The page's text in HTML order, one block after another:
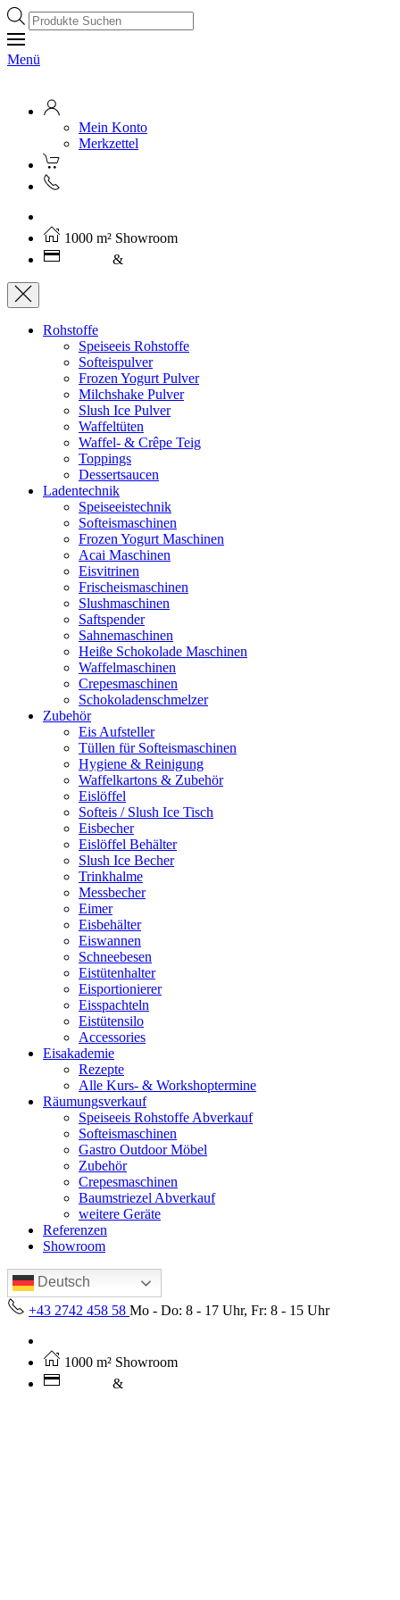
Products
search
Menü
Mein Konto
Merkzettel
1000 m² Showroom
&
Rohstoffe
Speiseeis Rohstoffe
Softeispulver
Frozen Yogurt Pulver
Milchshake Pulver
Slush Ice Pulver
Waffeltüten
Waffel- & Crêpe Teig
Toppings
Dessertsaucen
Ladentechnik
Speiseeistechnik
Softeismaschinen
Frozen Yogurt Maschinen
Acai Maschinen
Eisvitrinen
Frischeismaschinen
Slushmaschinen
Saftspender
Sahnemaschinen
Heiße Schokolade Maschinen
Waffelmaschinen
Crepesmaschinen
Schokoladenschmelzer
Zubehör
Eis Aufsteller
Tüllen für Softeismaschinen
Hygiene & Reinigung
Waffelkartons & Zubehör
Eislöffel
Softeis / Slush Ice Tisch
Eisbecher
Eislöffel Behälter
Slush Ice Becher
Trinkhalme
Messbecher
Eimer
Eisbehälter
Eiswannen
Schneebesen
Eistütenhalter
Eisportionierer
Eisspachteln
Eistütensilo
Accessories
Eisakademie
Rezepte
Alle Kurs- & Workshoptermine
Räumungsverkauf
Speiseeis Rohstoffe Abverkauf
Softeismaschinen
Gastro Outdoor Möbel
Zubehör
Crepesmaschinen
Baumstriezel Abverkauf
weitere Geräte
Referenzen
Showroom
Deutsch
+43 2742 458 58 Mo - Do: 8 - 17 Uhr, Fr: 8 - 15 Uhr
1000 m² Showroom
&